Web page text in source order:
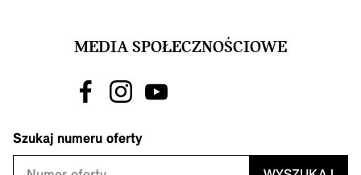
MEDIA SPOŁECZNOŚCIOWE
Szukaj numeru oferty